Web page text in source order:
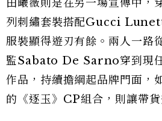
田曦薇則是在另一場宣傳中
列刺繡套裝搭配Gucci
服裝顯得遊刃有餘。兩人一
監Sabato De Sarno穿到現
作品，持續擔綱起品牌門面，
的《逐玉》CP組合，則讓帶貨